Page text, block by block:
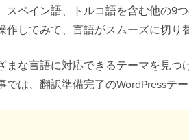
スペイン語、トルコ語を含む他の9
作してみて、言語がスムーズに切り
まな言語に対応できるテーマを見
では、翻訳準備完了のWordPressテ